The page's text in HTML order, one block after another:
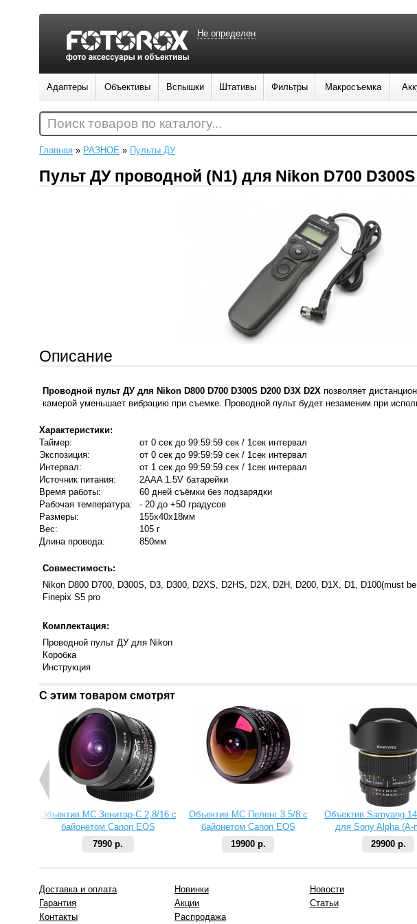
Главная » РАЗНОЕ » Пульты ДУ
Пульт ДУ проводной (N1) для Nikon D700 D300S
Описание
Проводной пульт ДУ для Nikon D800 D700 D300S D200 D3X D2X позволяет
камерой уменьшает вибрацию при съемке. Проводной пульт будет незаменим при
Характеристики:
Таймер:
от 0 сек до 99:59:59 сек / 1сек интервал
Экспозиция:
от 0 сек до 99:59:59 сек / 1сек интервал
Интервал:
от 1 сек до 99:59:59 сек / 1сек интервал
Источник питания:
2AAA 1.5V батарейки
Время работы:
60 дней съёмки без подзарядки
Рабочая температура:
- 20 до +50 градусов
Размеры:
155х40х18мм
Вес:
105 г
Длина провода:
850мм
Совместимость:
Nikon D800 D700, D300S, D3, D300, D2XS, D2HS, D2X, D2H, D200, D1X, D1, D100(must
Finepix S5 pro
Комплектация:
Проводной пульт ДУ для Nikon
Коробка
Инструкция
С этим товаром смотрят
Объектив МС Зенитар-C 2,8/16 с
байонетом Canon EOS
7990 р.
Объектив МС Пеленг 3.5/8 с
байонетом Canon EOS
19900 р.
Объектив Samyang
для Sony Alpha (A-
29900 р.
Не определен
Адаптеры Объективы Вспышки Штативы Фильтры Макросъемка
Поиск товаров по каталогу...
Доставка и оплата
Гарантия
Контакты
Новинки
Акции
Распродажа
Новости
Статьи